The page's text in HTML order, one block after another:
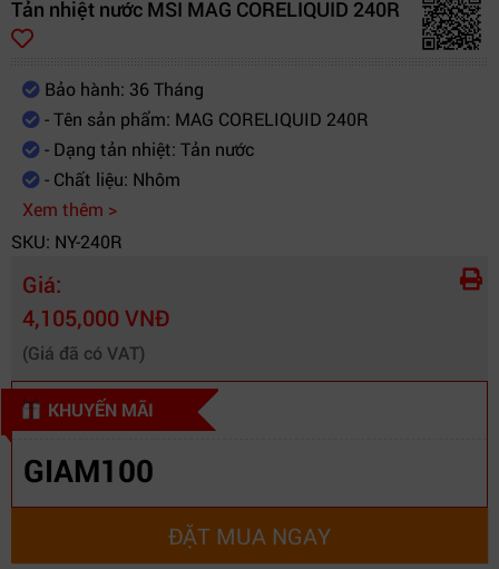
(cm)
Lưu lượng không khí
(CFM)
21.63 ~ 78.73 CFM
Độ ồn (dBA)
Tản nhiệt nước MSI MAG CORELIQUID 240R
Bảo hành: 36 Tháng
- Tên sản phẩm: MAG CORELIQUID 240R
- Dạng tản nhiệt: Tản nước
- Chất liệu: Nhôm
Xem thêm >
SKU: NY-240R
Giá:
4,105,000 VNĐ
(Giá đã có VAT)
KHUYẾN MÃI
GIAM100
ĐẶT MUA NGAY